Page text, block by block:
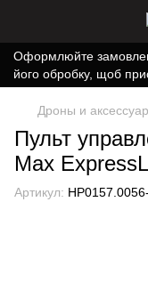
Оформлюйте
його обробку, щоб
Дроны и
Пульт
Max
Артикул: